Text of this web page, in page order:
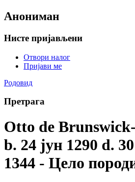
Анониман
Нисте пријављени
Отвори налог
Пријави ме
Родовид
Претрага
Otto de
b. 24 јун 1290 d.
1344 - Цело